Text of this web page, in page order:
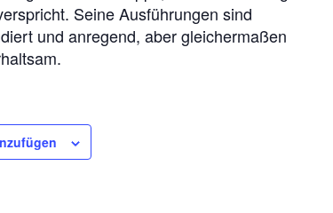
Seine Ausführungen sind
und anregend, aber gleichermaßen